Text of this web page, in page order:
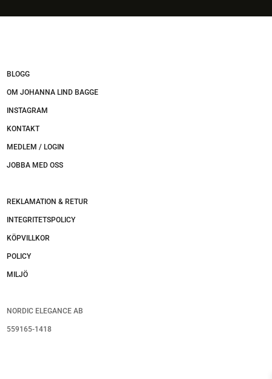
BLOGG
OM JOHANNA LIND BAGGE
INSTAGRAM
KONTAKT
MEDLEM / LOGIN
JOBBA MED OSS
REKLAMATION & RETUR
INTEGRITETSPOLICY
KÖPVILLKOR
POLICY
MILJÖ
NORDIC ELEGANCE AB
559165-1418